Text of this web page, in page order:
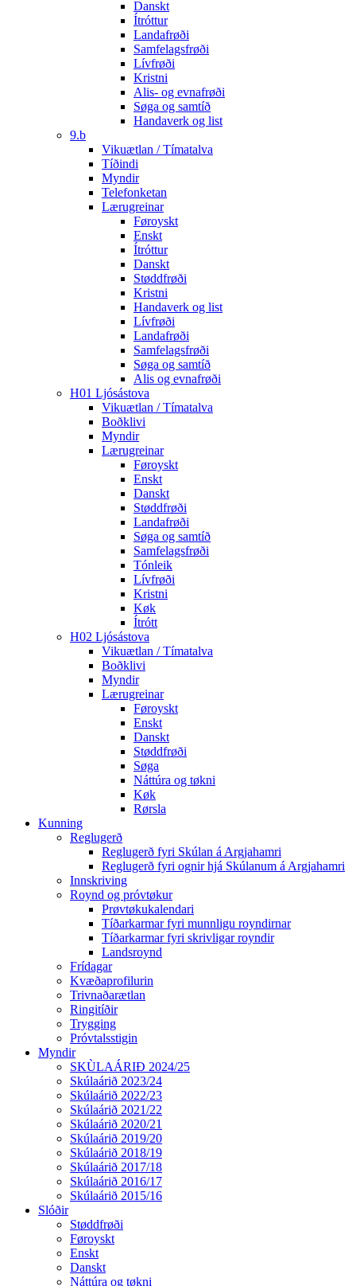
Danskt
Ítróttur
Landafrøði
Samfelagsfrøði
Lívfrøði
Kristni
Alis- og evnafrøði
Søga og samtíð
Handaverk og list
9.b
Vikuætlan / Tímatalva
Tíðindi
Myndir
Telefonketan
Lærugreinar
Føroyskt
Enskt
Ítróttur
Danskt
Støddfrøði
Kristni
Handaverk og list
Lívfrøði
Landafrøði
Samfelagsfrøði
Søga og samtíð
Alis og evnafrøði
H01 Ljósástova
Vikuætlan / Tímatalva
Boðklivi
Myndir
Lærugreinar
Føroyskt
Enskt
Danskt
Støddfrøði
Landafrøði
Søga og samtíð
Samfelagsfrøði
Tónleik
Lívfrøði
Kristni
Køk
Ítrótt
H02 Ljósástova
Vikuætlan / Tímatalva
Boðklivi
Myndir
Lærugreinar
Føroyskt
Enskt
Danskt
Støddfrøði
Søga
Náttúra og tøkni
Køk
Rørsla
Kunning
Reglugerð
Reglugerð fyri Skúlan á Argjahamri
Reglugerð fyri ognir hjá Skúlanum á Argjahamri
Innskriving
Roynd og próvtøkur
Prøvtøkukalendari
Tíðarkarmar fyri munnligu royndirnar
Tíðarkarmar fyri skrivligar royndir
Landsroynd
Frídagar
Kvæðaprofilurin
Trivnaðarætlan
Ringitíðir
Trygging
Próvtalsstigin
Myndir
SKÙLAÁRIÐ 2024/25
Skúlaárið 2023/24
Skúlaárið 2022/23
Skúlaárið 2021/22
Skúlaárið 2020/21
Skúlaárið 2019/20
Skúlaárið 2018/19
Skúlaárið 2017/18
Skúlaárið 2016/17
Skúlaárið 2015/16
Slóðir
Støddfrøði
Føroyskt
Enskt
Danskt
Náttúra og tøkni